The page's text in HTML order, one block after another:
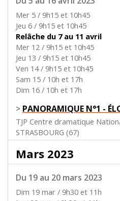
Mer 5 / 9h15 et 10h45
Jeu 6 / 9h15 et 10h45
Relâche du 7 au 11 avril
Mer 12 / 9h15 et 10h45
Jeu 13 / 9h15 et 10h45
Ven 14 / 9h15 et 10h45
Sam 15 / 10h et 17h
Dim 16 / 10h et 17h
> PANORAMIQUE N°1 -
TJP Centre dramatique
STRASBOURG (67)
Mars 2023
Du 19 au 20 mars 2023
Dim 19 mar / 9h30 et 11h